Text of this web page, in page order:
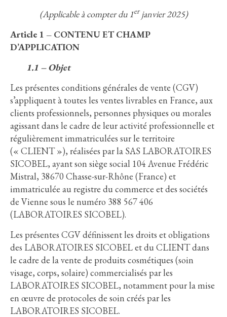
(Applicable à compter du 1er janvier 2025)
Article 1 – CONTENU ET CHAMP
D’APPLICATION
1.1 – Objet
Les présentes conditions générales de vente (CGV)
s’appliquent à toutes les ventes livrables en France, aux
clients professionnels, personnes physiques ou morales
agissant dans le cadre de leur activité professionnelle et
régulièrement immatriculées sur le territoire
(« CLIENT »), réalisées par la SAS LABORATOIRES
SICOBEL, ayant son siège social 104 Avenue Frédéric
Mistral, 38670 Chasse-sur-Rhône (France) et
immatriculée au registre du commerce et des sociétés
de Vienne sous le numéro 388 567 406
(LABORATOIRES SICOBEL).
Les présentes CGV définissent les droits et obligations
des LABORATOIRES SICOBEL et du CLIENT dans
le cadre de la vente de produits cosmétiques (soin
visage, corps, solaire) commercialisés par les
LABORATOIRES SICOBEL, notamment pour la mise
en œuvre de protocoles de soin créés par les
LABORATOIRES SICOBEL.